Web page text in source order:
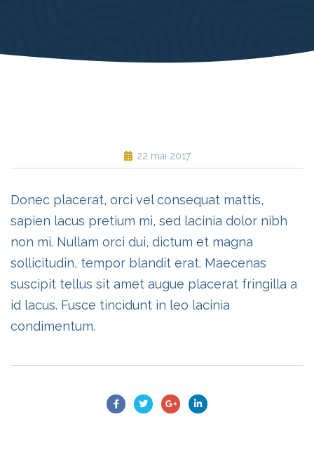
22 mai 2017
Donec placerat, orci vel consequat mattis,
sapien lacus pretium mi, sed lacinia dolor nibh
non mi. Nullam orci dui, dictum et magna
sollicitudin, tempor blandit erat. Maecenas
suscipit tellus sit amet augue placerat fringilla a
id lacus. Fusce tincidunt in leo lacinia
condimentum.